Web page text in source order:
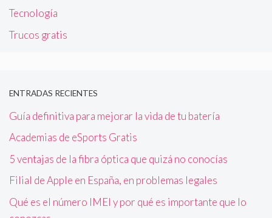
Tecnología
Trucos gratis
ENTRADAS RECIENTES
Guía definitiva para mejorar la vida de tu batería
Academias de eSports Gratis
5 ventajas de la fibra óptica que quizá no conocías
Filial de Apple en España, en problemas legales
Qué es el número IMEI y por qué es importante que lo